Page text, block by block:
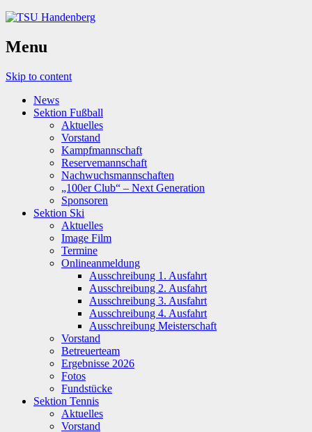
Menu
Skip to content
News
Sektion Fußball
Aktuelles
Vorstand
Kampfmannschaft
Reservemannschaft
Nachwuchsmannschaften
„100er Club“ – Next Generation
Sponsoren
Sektion Ski
Aktuelles
Image Film
Termine
Onlineanmeldung
Ausschreibung 1. Ausfahrt
Ausschreibung 2. Ausfahrt
Ausschreibung 3. Ausfahrt
Ausschreibung 4. Ausfahrt
Ausschreibung Meisterschaft
Vorstand
Betreuerteam
Ergebnisse 2026
Fotos
Fundstücke
Sektion Tennis
Aktuelles
Vorstand